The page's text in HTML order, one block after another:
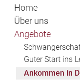
Home
Über uns
Angebote
Guter Start ins
Ankommen in